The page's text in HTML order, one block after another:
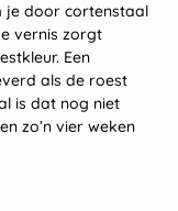
je door cortenstaal
vernis zorgt
Een
als de roest
is dat nog niet
zo’n vier weken